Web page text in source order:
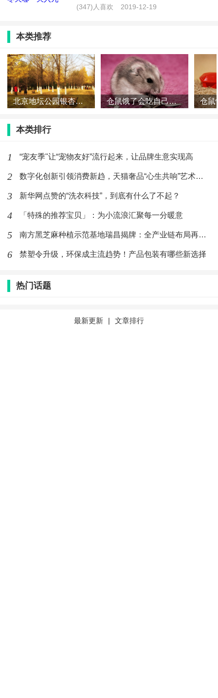
会舒服又健康，得加湿器肺炎的概率就会大大的减少。
院医患健康
(1821)人喜欢 2026-07-20
2026年权威披露：集成灶厂商哪家专
业？小编深度测评 避坑手
集成灶供应商性能实测
(1653)人喜欢 2026-04-20
从路边小摊到家庭厨房，食者道馅饼如
何“烙”出国民幸福味？
(347)人喜欢 2019-12-19
本类推荐
北京地坛公园银杏什么时候黄 地坛公园银杏大道怎么走 仓鼠饿了会吃自己的孩子吗 仓鼠会吃同伴吗
本类排行
1 “宠友季"让“宠物友好”流行起来，让品牌生意实现高
2 数字化创新引领消费新趋，天猫奢品“心生共响”艺术展放眼未来
3 新华网点赞的“洗衣科技”，到底有什么了不起？
4 「特殊的推荐宝贝」：为小流浪汇聚每一分暖意
5 南方黑芝麻种植示范基地瑞昌揭牌：全产业链布局再升级
6 禁塑令升级，环保成主流趋势！产品包装有哪些新选择
热门话题
最新更新 | 文章排行